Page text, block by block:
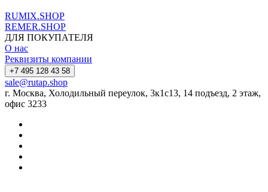
RUMIX.SHOP
REMER.SHOP
ДЛЯ ПОКУПАТЕЛЯ
О нас
Реквизиты компании
+7 495 128 43 58
sale@rutap.shop
г. Москва, Холодильный переулок, 3к1с13, 14 подъезд, 2 этаж,
офис 3233